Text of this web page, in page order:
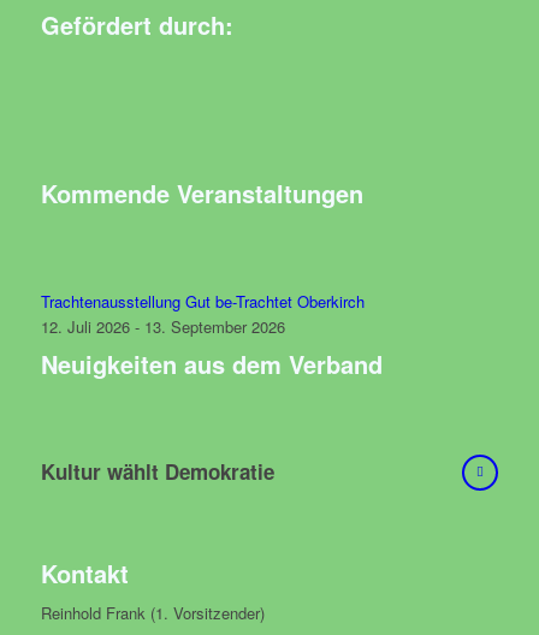
Gefördert durch:
Kommende Veranstaltungen
Trachtenausstellung Gut be-Trachtet Oberkirch
12. Juli 2026 - 13. September 2026
Neuigkeiten aus dem Verband
Kultur wählt Demokratie
Kontakt
Reinhold Frank (1. Vorsitzender)